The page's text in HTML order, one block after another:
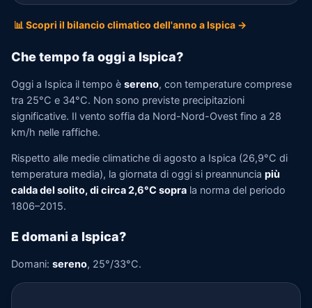
📊 Scopri il bilancio climatico dell'anno a Ispica →
Che tempo fa oggi a Ispica?
Oggi a Ispica il tempo è sereno, con temperature comprese
tra 25°C e 34°C. Non sono previste precipitazioni
significative. Il vento soffia da Nord-Nord-Ovest fino a 28
km/h nelle raffiche.
Rispetto alle medie climatiche di agosto a Ispica (26,9°C di
temperatura media), la giornata di oggi si preannuncia più
calda del solito, di circa 2,6°C sopra la norma del periodo
1806–2015.
E domani a Ispica?
Domani: sereno, 25°/33°C.